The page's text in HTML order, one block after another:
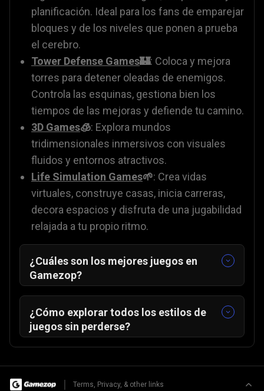
planificación. Ideal para los fans de emparejar
bloques y de los niveles que ponen a prueba
el cerebro.
Tower Defense Games🏰: Coloca y mejora
torres para detener oleadas de enemigos.
Controla las esquinas, gestiona bien los
tiempos de las mejoras y defiende tu camino.
3D Games🧊: Explora mundos
tridimensionales inmersivos con visuales
fluidos y entornos atractivos.
Life Simulation Games🌱: Crea vidas
virtuales, construye casas, inicia carreras,
decora espacios y disfruta de una jugabilidad
relajada a tu propio ritmo.
¿Cuáles son los mejores juegos en
Gamezop?
una configuración para "expertos" para
disfrutar jugando con otros. Los mejores
juegos para jugar son aquellos con reglas
¿Cómo explorar todos los estilos de
juegos sin perderse?
| Terms, Privacy, & other links